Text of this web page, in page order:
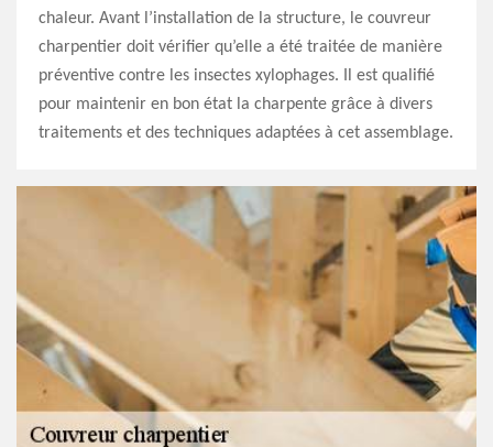
chaleur. Avant l’installation de la structure, le couvreur
charpentier doit vérifier qu’elle a été traitée de manière
préventive contre les insectes xylophages. Il est qualifié
pour maintenir en bon état la charpente grâce à divers
traitements et des techniques adaptées à cet assemblage.